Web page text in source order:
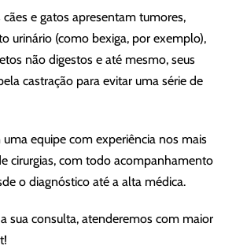
e gatos apresentam tumores,
urinário (como bexiga, por exemplo),
não digestos e até mesmo, seus
castração para evitar uma série de
equipe com experiência nos mais
cirurgias, com todo acompanhamento
o diagnóstico até a alta médica.
sua consulta, atenderemos com maior